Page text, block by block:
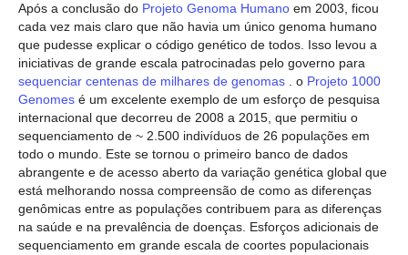
Após a conclusão do Projeto Genoma Humano em 2003, ficou
cada vez mais claro que não havia um único genoma humano
que pudesse explicar o código genético de todos. Isso levou a
iniciativas de grande escala patrocinadas pelo governo para
sequenciar centenas de milhares de genomas . o Projeto 1000
Genomes é um excelente exemplo de um esforço de pesquisa
internacional que decorreu de 2008 a 2015, que permitiu o
sequenciamento de ~ 2.500 indivíduos de 26 populações em
todo o mundo. Este se tornou o primeiro banco de dados
abrangente e de acesso aberto da variação genética global que
está melhorando nossa compreensão de como as diferenças
genômicas entre as populações contribuem para as diferenças
na saúde e na prevalência de doenças. Esforços adicionais de
sequenciamento em grande escala de coortes populacionais